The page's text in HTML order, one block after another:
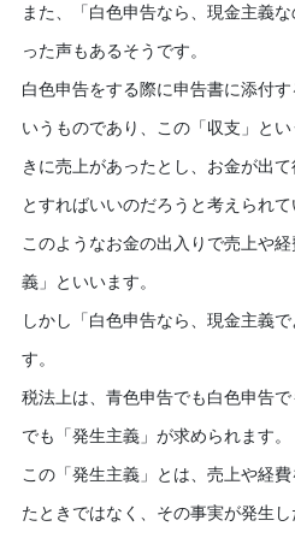
また、「白色申告なら、現金主義
った声もあるそうです。
白色申告をする際に申告書に添付
いうものであり、この「収支」と
きに売上があったとし、お金が出
とすればいいのだろうと考えられて
このようなお金の出入りで売上や
義」といいます。
しかし「白色申告なら、現金主義
す。
税法上は、青色申告でも白色申告
でも「発生主義」が求められます。
この「発生主義」とは、売上や経
たときではなく、その事実が発生